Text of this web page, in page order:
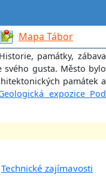
Mapa Tábor
památky, zábava
gusta. Město bylo
památek a
expozice Pod
Technické zajímavosti